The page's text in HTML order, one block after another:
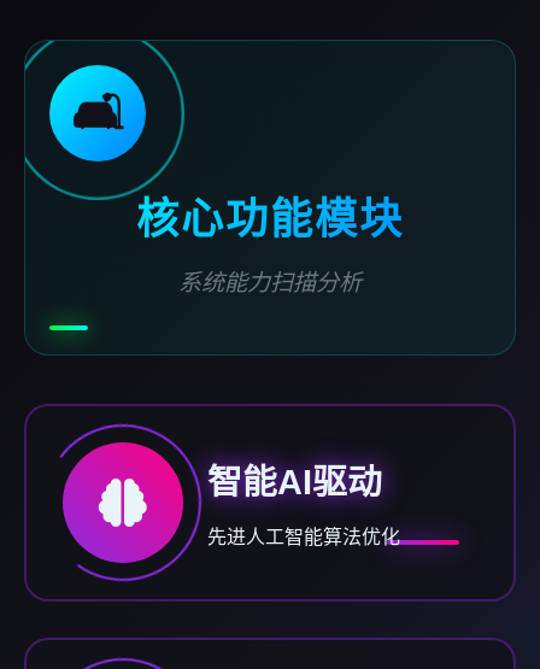
🛋️
核心功能模块
系统能力扫描分析
智能AI驱动
先进人工智能算法优化